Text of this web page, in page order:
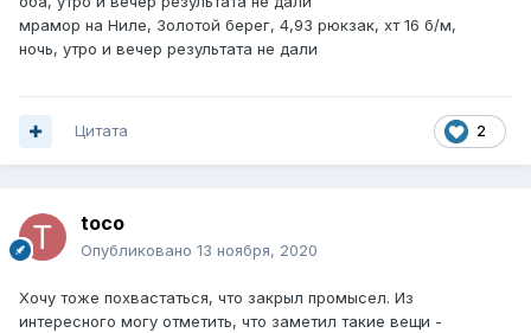
мрамор на Ниле, Золотой берег, 4,93 рюкзак, хт 16 б/м,
ночь, утро и вечер результата не дали
2
Цитата
toco
Опубликовано 13 ноября, 2020
Хочу тоже похвастаться, что закрыл промысел. Из
интересного могу отметить, что заметил такие вещи -